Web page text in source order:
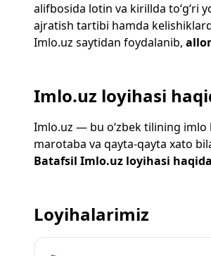
alifbosida lotin va kirillda to‘g‘ri
ajratish tartibi hamda
Imlo.uz saytidan foydalanib,
Imlo.uz loyihasi
Imlo.uz — bu o‘zbek tilining imlo
marotaba va qayta-qayta xato
Batafsil Imlo.uz loyihasi haqida
Loyihalarimiz